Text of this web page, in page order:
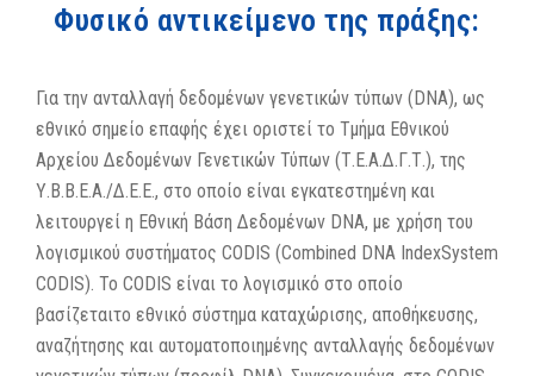
Φυσικό αντικείμενο της πράξης:
Για την ανταλλαγή δεδομένων γενετικών τύπων (DNA), ως
εθνικό σημείο επαφής έχει οριστεί το Τμήμα Εθνικού
Αρχείου Δεδομένων Γενετικών Τύπων (Τ.Ε.Α.Δ.Γ.Τ.), της
Υ.Β.Β.Ε.Α./Δ.Ε.Ε., στο οποίο είναι εγκατεστημένη και
λειτουργεί η Εθνική Βάση Δεδομένων DNA, με χρήση του
λογισμικού συστήματος CODIS (Combined DNA IndexSystem
CODIS). Το CODIS είναι το λογισμικό στο οποίο
βασίζεταιτο εθνικό σύστημα καταχώρισης, αποθήκευσης,
αναζήτησης και αυτοματοποιημένης ανταλλαγής δεδομένων